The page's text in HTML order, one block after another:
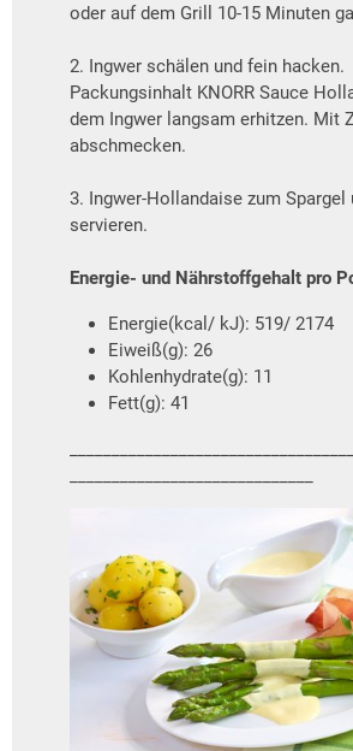
oder auf dem Grill 10-15 Minuten
2. Ingwer schälen und fein hacken.
Packungsinhalt KNORR Sauce
dem Ingwer langsam erhitzen. Mit
abschmecken.
3. Ingwer-Hollandaise zum Spargel
servieren.
Energie- und Nährstoffgehalt pro
Energie(kcal/ kJ): 519/ 2174
Eiweiß(g): 26
Kohlenhydrate(g): 11
Fett(g): 41